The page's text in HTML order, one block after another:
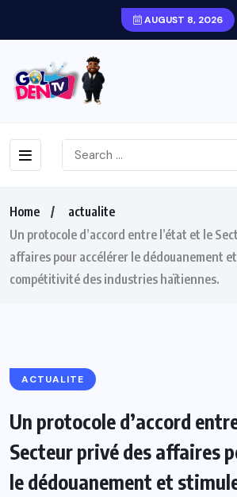
AUGUST 8, 2026
Home
actualite
Un protocole d’accord entre l’état et le
affaires pour accélérer le dédouanement
compétitivité des industries haïtiennes.
ACTUALITE
Un protocole d’accord
Secteur privé des affaires
le dédouanement et